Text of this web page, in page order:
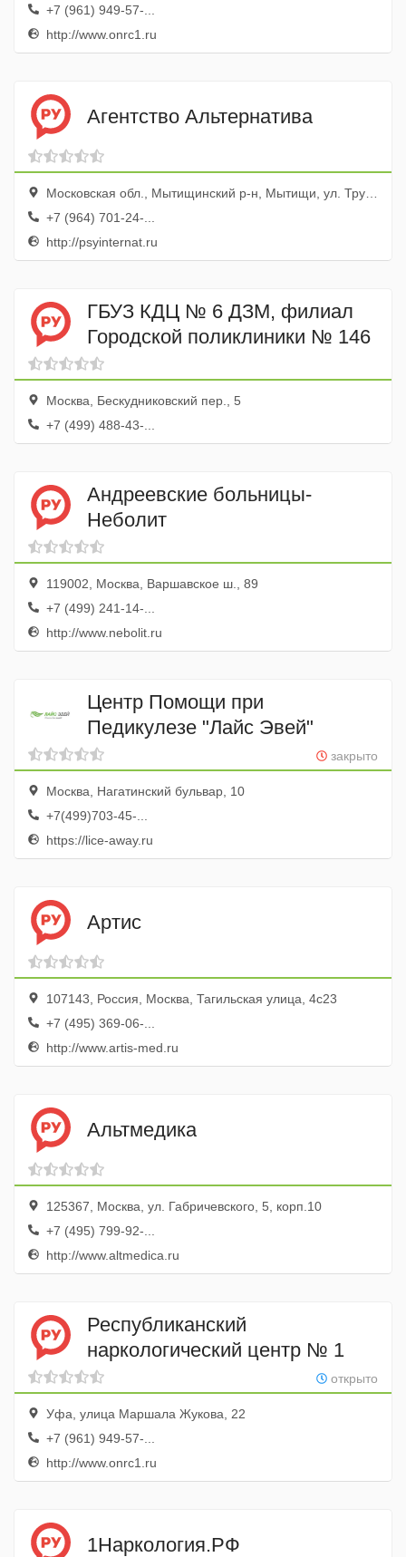
+7 (961) 949-57-...
http://www.onrc1.ru
Агентство Альтернатива
Московская обл., Мытищинский р-н, Мытищи, ул. Трудовая, 18
+7 (964) 701-24-...
http://psyinternat.ru
ГБУЗ КДЦ № 6 ДЗМ, филиал
Городской поликлиники № 146
Москва, Бескудниковский пер., 5
+7 (499) 488-43-...
Андреевские больницы-
Неболит
119002, Москва, Варшавское ш., 89
+7 (499) 241-14-...
http://www.nebolit.ru
Центр Помощи при
Педикулезе "Лайс Эвей"
закрыто
Москва, Нагатинский бульвар, 10
+7(499)703-45-...
https://lice-away.ru
Артис
107143, Россия, Москва, Тагильская улица, 4с23
+7 (495) 369-06-...
http://www.artis-med.ru
Альтмедика
125367, Москва, ул. Габричевского, 5, корп.10
+7 (495) 799-92-...
http://www.altmedica.ru
Республиканский
наркологический центр № 1
открыто
Уфа, улица Маршала Жукова, 22
+7 (961) 949-57-...
http://www.onrc1.ru
1Наркология.РФ